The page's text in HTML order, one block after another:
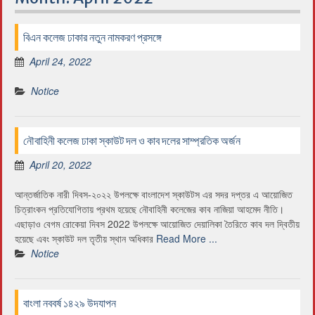
বিএন কলেজ ঢাকার নতুন নামকরণ প্রসঙ্গে
April 24, 2022
Notice
নৌবাহিনী কলেজ ঢাকা স্কাউট দল ও কাব দলের সাম্প্রতিক অর্জন
April 20, 2022
আন্তর্জাতিক নারী দিবস-২০২২ উপলক্ষে বাংলাদেশ স্কাউটস এর সদর দপ্তর এ আয়োজিত
চিত্রাংকন প্রতিযোগিতায় প্রথম হয়েছে নৌবাহিনী কলেজের কাব নাজিয়া আহমেদ নীতি।
এছাড়াও বেগম রোকেয়া দিবস 2022 উপলক্ষে আয়োজিত দেয়ালিকা তৈরিতে কাব দল দ্বিতীয়
হয়েছে এবং স্কাউট দল তৃতীয় স্থান অধিকার Read More ...
Notice
বাংলা নববর্ষ ১৪২৯ উদযাপন